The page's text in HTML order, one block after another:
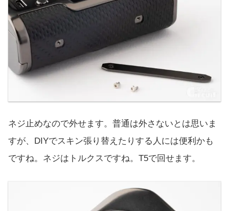
ネジ止めなので外せます。普通は外さないとは思いま
すが、DIYでスキン張り替えたりする人には便利かも
ですね。ネジはトルクスですね。T5で回せます。